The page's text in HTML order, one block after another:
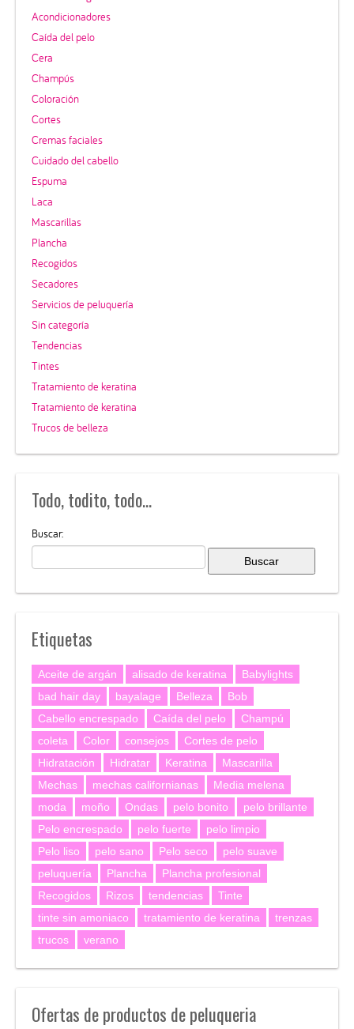
Acondicionadores
Caída del pelo
Cera
Champús
Coloración
Cortes
Cremas faciales
Cuidado del cabello
Espuma
Laca
Mascarillas
Plancha
Recogidos
Secadores
Servicios de peluquería
Sin categoría
Tendencias
Tintes
Tratamiento de keratina
Tratamiento de keratina
Trucos de belleza
Todo, todito, todo…
Buscar:
Etiquetas
Aceite de argán alisado de keratina
Babylights
bad hair day
bayalage Belleza
Bob
Cabello encrespado
Caída del pelo
Champú
coleta
Color consejos
Cortes de pelo
Hidratación
Hidratar Keratina
Mascarilla
Mechas
mechas californianas
Media melena
moda
moño Ondas pelo bonito
pelo brillante
Pelo encrespado
pelo fuerte
pelo limpio
Pelo liso
pelo sano Pelo seco
pelo suave
peluquería
Plancha
Plancha profesional
Recogidos
Rizos tendencias
Tinte
tinte sin amoniaco
tratamiento de keratina
trenzas
trucos
verano
Ofertas de productos de peluqueria